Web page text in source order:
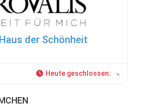
der Schönheit
Heute geschlossen: